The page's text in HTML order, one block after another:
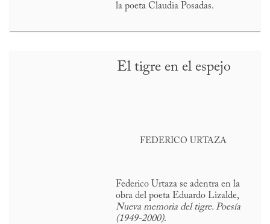
la poeta Claudia Posadas.
El tigre en el espejo
FEDERICO URTAZA
Federico Urtaza se adentra en la
obra del poeta Eduardo Lizalde,
Nueva memoria del tigre. Poesía
(1949-2000).